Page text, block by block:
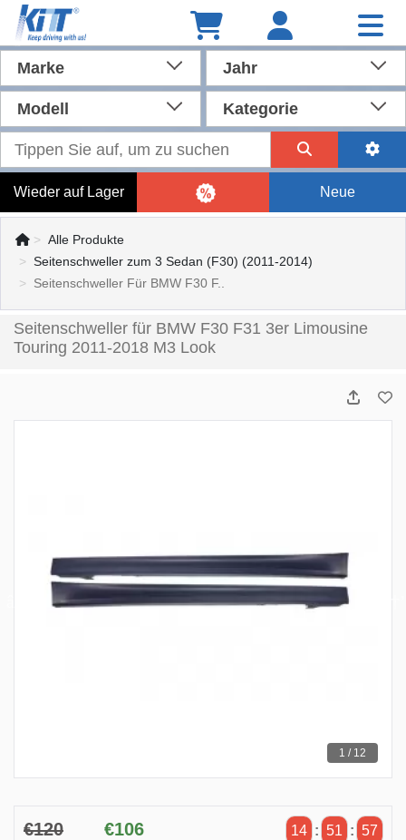
Marke Jahr
Modell Kategorie
Wieder auf Lager Neue
Alle Produkte
Seitenschweller zum 3 Sedan (F30) (2011-2014)
Seitenschweller Für BMW F30 F..
Seitenschweller für BMW F30 F31 3er Limousine
Touring 2011-2018 M3 Look
1 / 12
€120 €106 14 : 51 : 57